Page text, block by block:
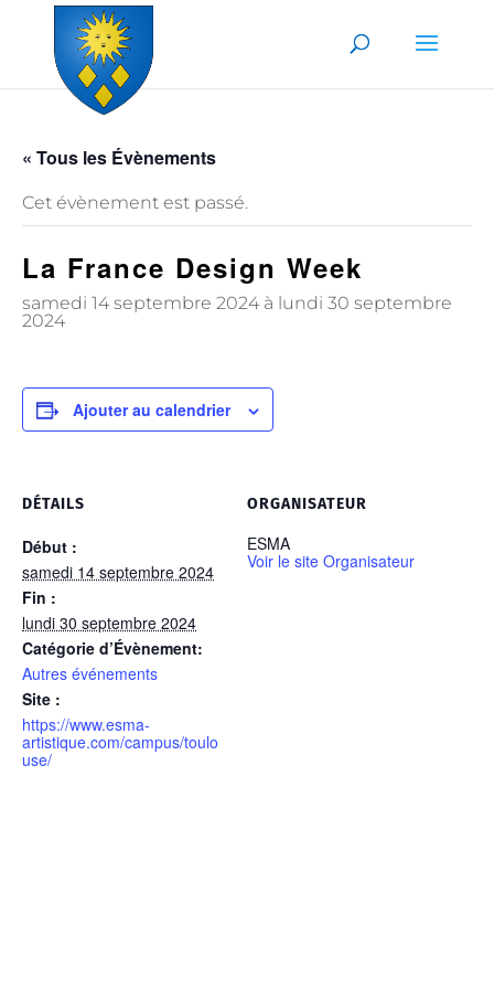
Skip to content
« Tous les Évènements
Cet évènement est passé.
La France Design Week
samedi 14 septembre 2024à lundi 30 septembre
2024
Ajouter au calendrier
DÉTAILS
Début :
samedi 14 septembre 2024
Fin :
lundi 30 septembre 2024
Catégorie d’Évènement:
Autres événements
Site :
https://www.esma-
artistique.com/campus/toulo
use/
ORGANISATEUR
ESMA
Voir le site Organisateur